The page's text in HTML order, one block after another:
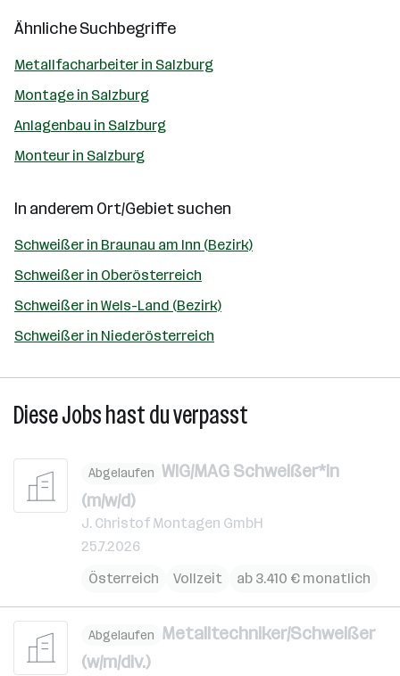
Ähnliche Suchbegriffe
Metallfacharbeiter in Salzburg
Montage in Salzburg
Anlagenbau in Salzburg
Monteur in Salzburg
In anderem Ort/Gebiet suchen
Schweißer in Braunau am Inn (Bezirk)
Schweißer in Oberösterreich
Schweißer in Wels-Land (Bezirk)
Schweißer in Niederösterreich
Diese Jobs hast du verpasst
Abgelaufen WIG/MAG Schweißer*in
(m/w/d)
J. Christof Montagen GmbH
25.7.2026
Österreich
Vollzeit ab 3.410 € monatlich
Abgelaufen Metalltechniker/Schweißer
(w/m/div.)